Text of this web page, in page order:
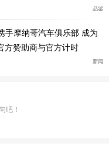
冠使用18K玫瑰金，
品鉴
手摩纳哥汽车俱乐部 成为
方赞助商与官方计时
新闻
吧！